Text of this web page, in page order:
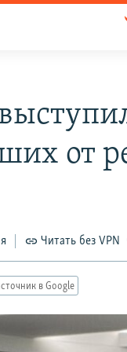
от
Читать без VPN
в Google